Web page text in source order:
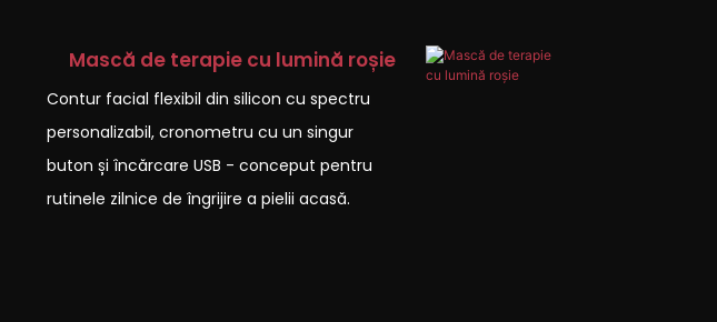
Mască de terapie cu lumină roșie
Contur facial flexibil din silicon cu spectru
personalizabil, cronometru cu un singur
buton și încărcare USB - conceput pentru
rutinele zilnice de îngrijire a pielii acasă.